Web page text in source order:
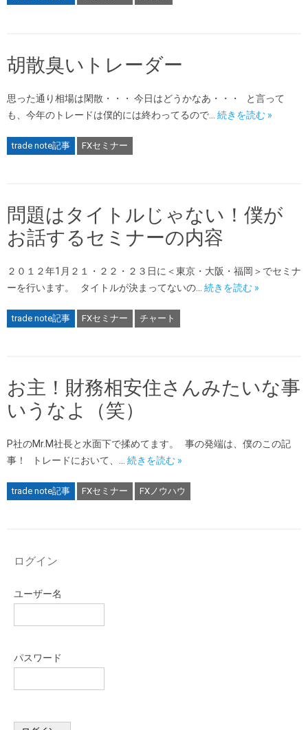
胡散臭いトレーダー
思った通り相場は閑散・・・ 今日はどうかなあ・・・ と言って
も、今年のトレードは僕的には終わってるので… 続きを読む »
trade note記事 FXセミナー
問題はタイトルじゃない！僕が
お話するセミナーの内容
２０１２年1月２１・２２・２３日に＜東京・大阪・福岡＞でセミナ
ーを行います。 タイトルが決まってないの… 続きを読む »
trade note記事 FXセミナー チャート
お主！財務相安住さんみたいな事
いうなよ（笑）
P社のMr.M社長と水面下で揉めてます。 事の発端は、僕のこの記
事！ トレードにおいて、… 続きを読む »
trade note記事 FXセミナー FXノウハウ
ログイン
ユーザー名
パスワード